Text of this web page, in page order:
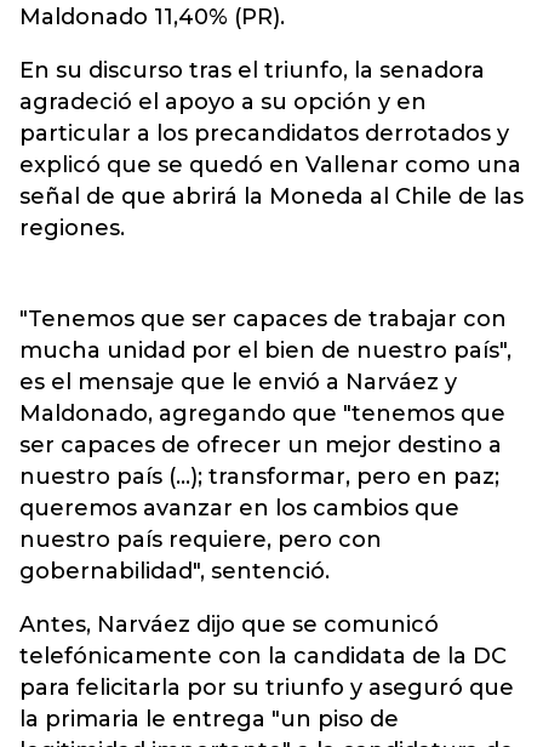
Maldonado 11,40% (PR).
En su discurso tras el triunfo, la senadora
agradeció el apoyo a su opción y en
particular a los precandidatos derrotados y
explicó que se quedó en Vallenar como una
señal de que abrirá la Moneda al Chile de las
regiones.
"Tenemos que ser capaces de trabajar con
mucha unidad por el bien de nuestro país",
es el mensaje que le envió a Narváez y
Maldonado, agregando que "tenemos que
ser capaces de ofrecer un mejor destino a
nuestro país (...); transformar, pero en paz;
queremos avanzar en los cambios que
nuestro país requiere, pero con
gobernabilidad", sentenció.
Antes, Narváez dijo que se comunicó
telefónicamente con la candidata de la DC
para felicitarla por su triunfo y aseguró que
la primaria le entrega "un piso de